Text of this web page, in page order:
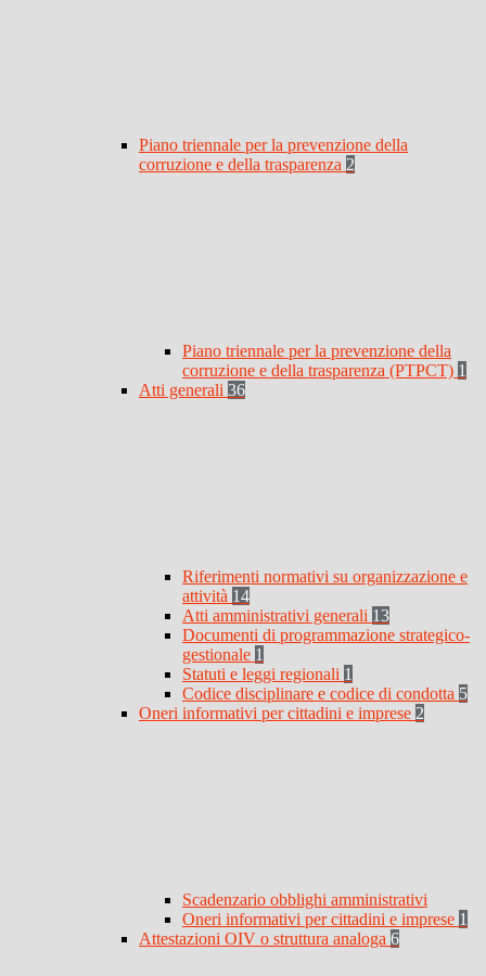
Piano triennale per la prevenzione della
corruzione e della trasparenza 2
Piano triennale per la prevenzione della
corruzione e della trasparenza (PTPCT) 1
Atti generali 36
Riferimenti normativi su organizzazione e
attività 14
Atti amministrativi generali 13
Documenti di programmazione strategico-
gestionale 1
Statuti e leggi regionali 1
Codice disciplinare e codice di condotta 5
Oneri informativi per cittadini e imprese 2
Scadenzario obblighi amministrativi
Oneri informativi per cittadini e imprese 1
Attestazioni OIV o struttura analoga 6